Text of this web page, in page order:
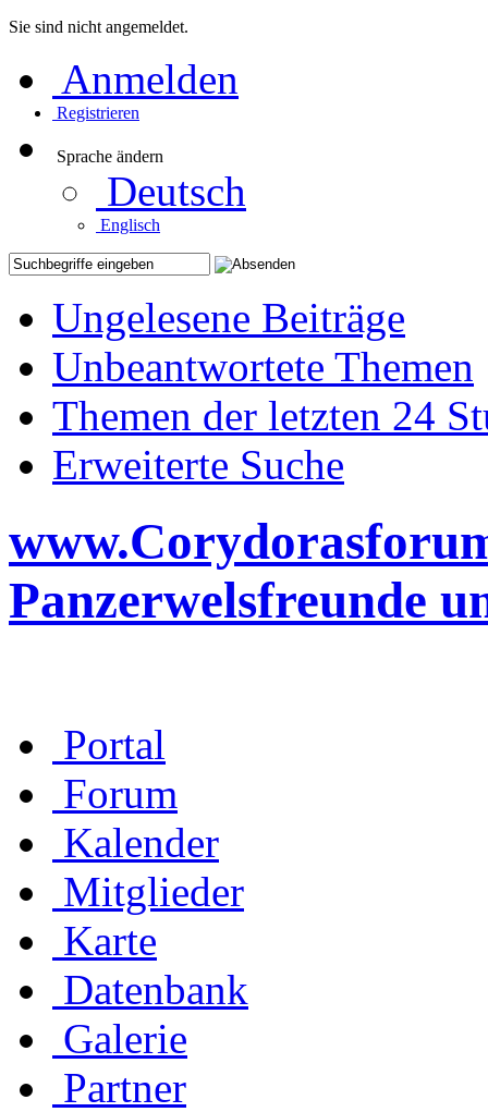
Sie sind nicht angemeldet.
Anmelden
Registrieren
Sprache ändern
Deutsch
Englisch
Ungelesene Beiträge
Unbeantwortete Themen
Themen der letzten 24
Erweiterte Suche
Panzerwelsfreunde
Portal
Forum
Kalender
Mitglieder
Karte
Datenbank
Galerie
Partner